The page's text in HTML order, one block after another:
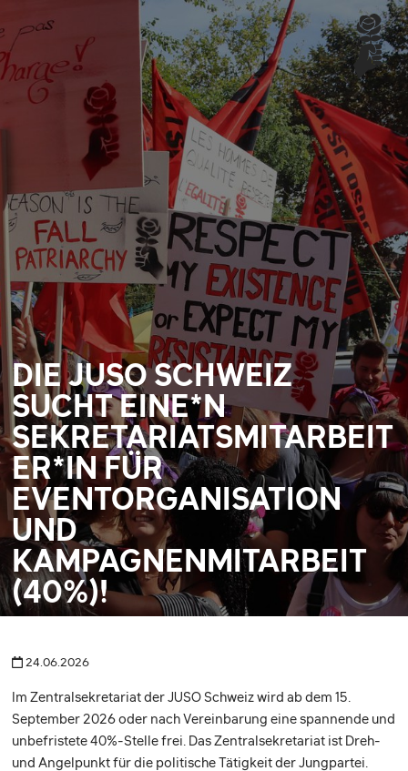
DIE JUSO SCHWEIZ
SUCHT EINE*N
SEKRETARIATSMITARBEIT
ER*IN FÜR
EVENTORGANISATION
UND
KAMPAGNENMITARBEIT
(40%)!
24.06.2026
Im Zentralsekretariat der JUSO Schweiz wird ab dem 15.
September 2026 oder nach Vereinbarung eine spannende und
unbefristete 40%-Stelle frei. Das Zentralsekretariat ist Dreh-
und Angelpunkt für die politische Tätigkeit der Jungpartei.